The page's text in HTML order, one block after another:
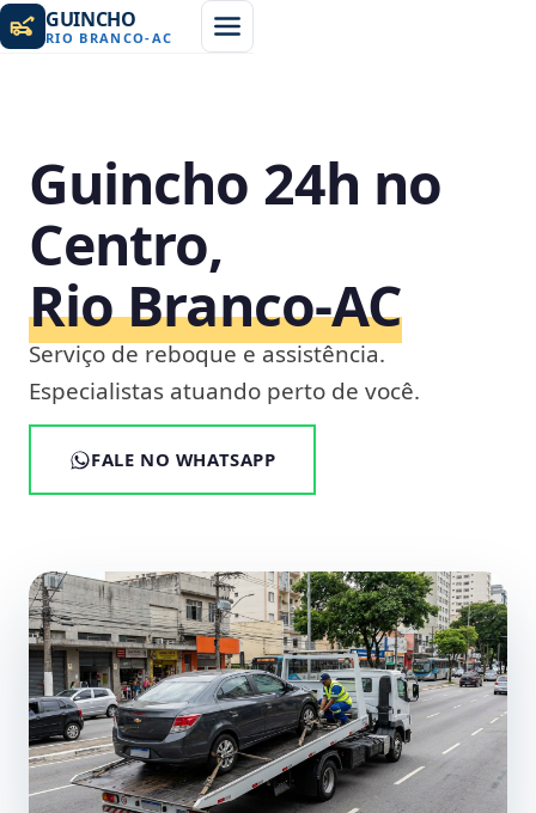
GUINCHO
RIO BRANCO-AC
Guincho 24h no
Centro,
Rio Branco‑AC
Serviço de reboque e assistência.
Especialistas atuando perto de você.
FALE NO WHATSAPP